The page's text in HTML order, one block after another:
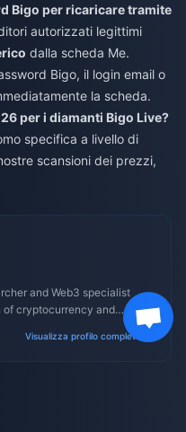
Bigo per ricaricare tramite
autorizzati legittimi
dalla scheda Me.
Bigo, il login email o
la scheda.
per i diamanti Bigo Live?
specifica a livello di
scansioni dei prezzi,
and Web3 specialist
of cryptocurrency and
Visualizza profilo completo →